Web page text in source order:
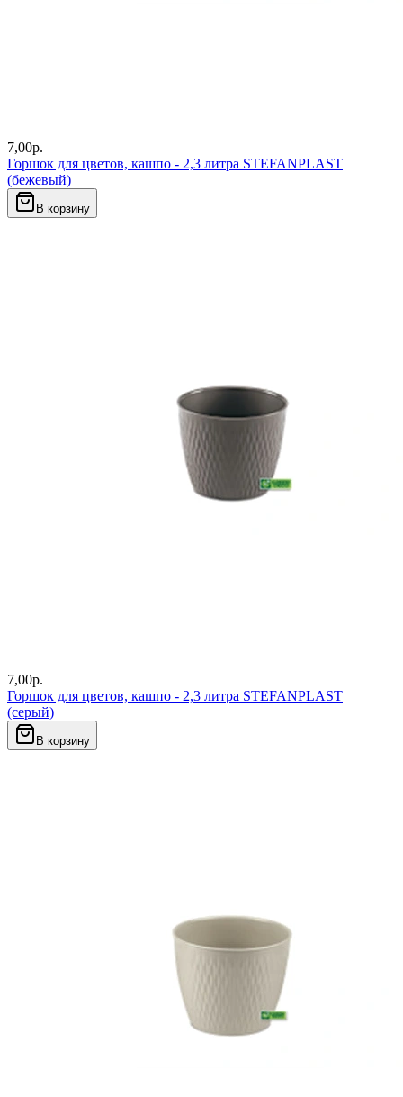
7,00р.
Горшок для цветов, кашпо - 2,3 литра STEFANPLAST
(бежевый)
В корзину
7,00р.
Горшок для цветов, кашпо - 2,3 литра STEFANPLAST
(серый)
В корзину